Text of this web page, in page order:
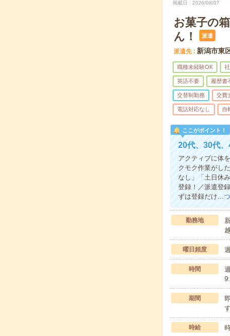
掲載日 2026/08/07
お菓子の
ん！
派遣
派遣先 新潟市東
職種未経験OK
英語不要 履歴書
交替制勤務 交費
電話対応なし 自
ここがポイント！
20代、30代
アクティブに体
クモク作業がし
なし」「土日休
登録！／派遣登
ずは登録だけ…
勤務地
曜日頻度
時間
期間
時給